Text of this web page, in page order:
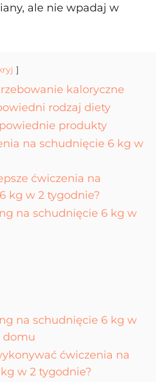
ale nie wpadaj w
kaloryczne
rodzaj diety
produkty
na schudnięcie 6 kg w
ćwiczenia na
kg w 2 tygodnie?
na schudnięcie 6 kg w
na schudnięcie 6 kg w
domu
ćwiczenia na
w 2 tygodnie?